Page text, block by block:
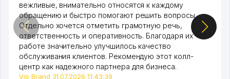
вежливые, внимательно относятся к каждому
обращению и быстро помогают решить вопросы.
Отдельно хочется отметить грамотную речь,
ответственность и оперативность. Благодаря их
работе значительно улучшилось качество
обслуживания клиентов. Рекомендую этот колл-
центр как надежного партнера для бизнеса.
Vip Brand 31.07.2026 11:43:39